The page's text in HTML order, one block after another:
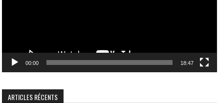
00:00 18:47
ARTICLES RÉCENTS